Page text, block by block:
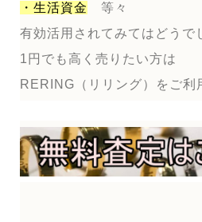
・生活資金
等々
有効活用されてみてはどうで
1円でも高く売りたい方は
RERING（リリング）をご利